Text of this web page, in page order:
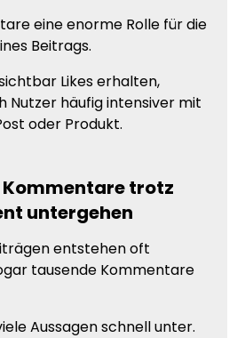
eine enorme Rolle für die
Beitrags.
Likes erhalten,
Nutzer häufig intensiver mit
oder Produkt.
trotz
untergehen
entstehen oft
tausende Kommentare
Aussagen schnell unter.